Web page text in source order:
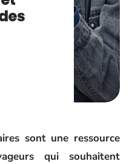
sont une ressource
qui souhaitent